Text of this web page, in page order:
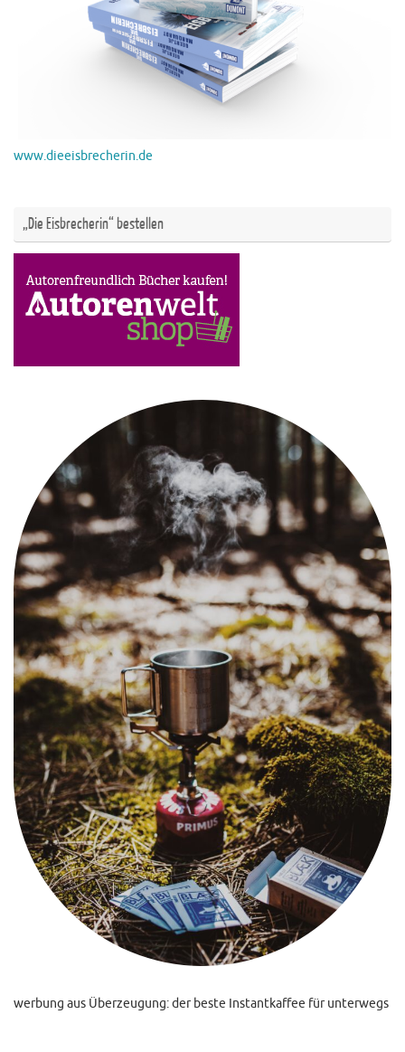
www.dieeisbrecherin.de
„Die Eisbrecherin“ bestellen
werbung aus Überzeugung: der beste Instantkaffee für unterwegs